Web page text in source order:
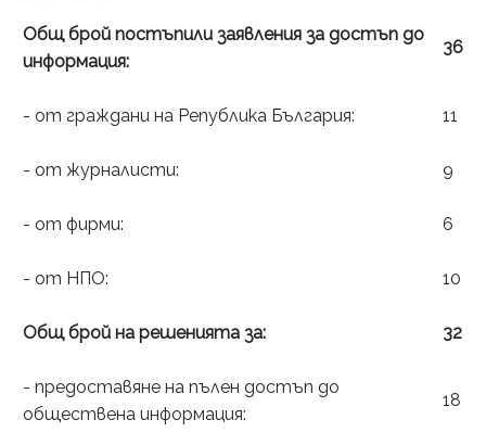
Общ брой постъпили заявления за достъп до
информация:
36
- от граждани на Република България: 11
- от журналисти: 9
- от фирми: 6
- от НПО: 10
Общ брой на решенията за: 32
- предоставяне на пълен достъп до
обществена информация:
18